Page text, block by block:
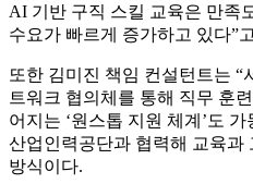
AI 기반 구직 스킬 교육은 만족
수요가 빠르게 증가하고 있다”
또한 김미진 책임 컨설턴트는 “
트워크 협의체를 통해 직무 훈
어지는 ‘원스톱 지원 체계’도
산업인력공단과 협력해 교육과
방식이다.